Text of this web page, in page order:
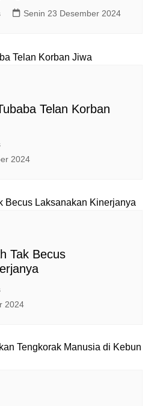
Senin 23 Desember 2024
Telan Korban
2024
Tak Becus
2024